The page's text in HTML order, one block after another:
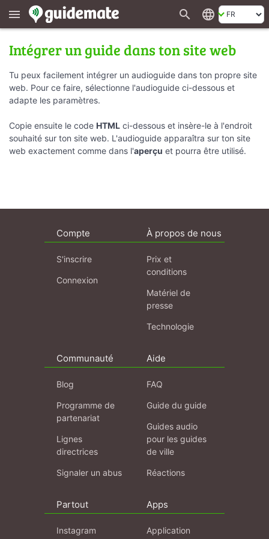
menu search language
Intégrer un guide dans ton site web
Tu peux facilement intégrer un audioguide dans ton propre site
web. Pour ce faire, sélectionne l'audioguide ci-dessous et
adapte les paramètres.
Copie ensuite le code HTML ci-dessous et insère-le à l'endroit
souhaité sur ton site web. L'audioguide apparaîtra sur ton site
web exactement comme dans l'aperçu et pourra être utilisé.
Compte
S'inscrire
Connexion
À propos de nous
Prix et
conditions
Matériel de
presse
Technologie
Communauté
Blog
Programme de
partenariat
Lignes
directrices
Signaler un abus
Aide
FAQ
Guide du guide
Guides audio
pour les guides
de ville
Réactions
Partout
Instagram
Apps
Application